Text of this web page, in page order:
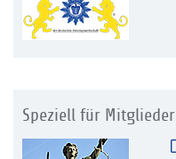
Speziell für Mitglieder